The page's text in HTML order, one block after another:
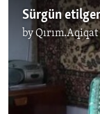
byQırım.Aqiqat
No